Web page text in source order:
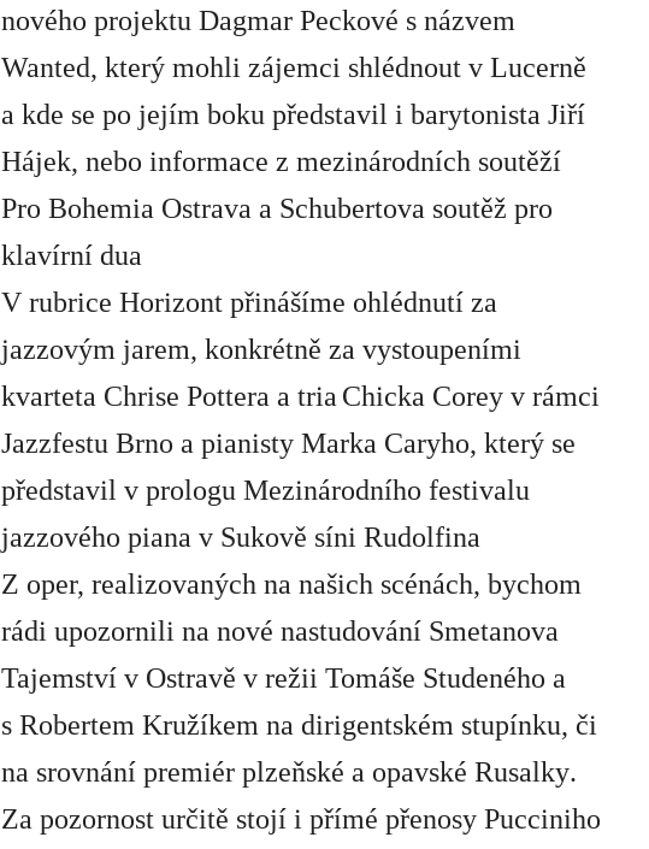
nového projektu Dagmar Peckové s názvem
Wanted, který mohli zájemci shlédnout v Lucerně
a kde se po jejím boku představil i barytonista Jiří
Hájek, nebo informace z mezinárodních soutěží
Pro Bohemia Ostrava a Schubertova soutěž pro
klavírní dua
V rubrice Horizont přinášíme ohlédnutí za
jazzovým jarem, konkrétně za vystoupeními
kvarteta Chrise Pottera a tria Chicka Corey v rámci
Jazzfestu Brno a pianisty Marka Caryho, který se
představil v prologu Mezinárodního festivalu
jazzového piana v Sukově síni Rudolfina
Z oper, realizovaných na našich scénách, bychom
rádi upozornili na nové nastudování Smetanova
Tajemství v Ostravě v režii Tomáše Studeného a
s Robertem Kružíkem na dirigentském stupínku, či
na srovnání premiér plzeňské a opavské Rusalky.
Za pozornost určitě stojí i přímé přenosy Pucciniho